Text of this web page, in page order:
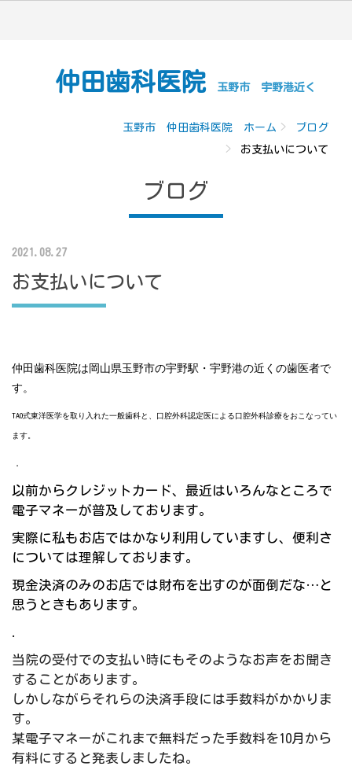
仲田歯科医院 玉野市 宇野港近く
玉野市 仲田歯科医院 ホーム
ブログ
お支払いについて
ブログ
2021.08.27
お支払いについて
仲田歯科医院は岡山県玉野市の宇野駅・宇野港の近くの歯医者で
す。
TAO式東洋医学を取り入れた一般歯科と、口腔外科認定医による口腔外科診療をおこなってい
ます。
．
以前からクレジットカード、最近はいろんなところで
電子マネーが普及しております。
実際に私もお店ではかなり利用していますし、便利さ
については理解しております。
現金決済のみのお店では財布を出すのが面倒だな…と
思うときもあります。
当院の受付での支払い時にもそのようなお声をお聞き
することがあります。
しかしながらそれらの決済手段には手数料がかかりま
す。
某電子マネーがこれまで無料だった手数料を10月から
有料にすると発表しましたね。